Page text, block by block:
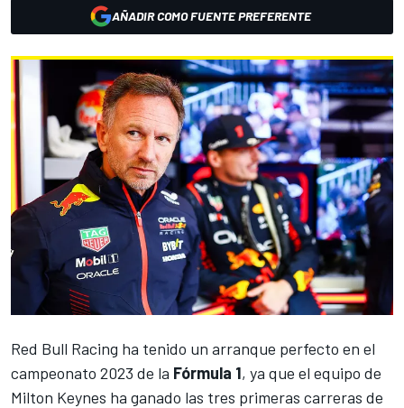
AÑADIR COMO FUENTE PREFERENTE
Red Bull Racing ha tenido un arranque perfecto en el
campeonato 2023 de la Fórmula 1, ya que el equipo de
Milton Keynes ha ganado las tres primeras carreras de